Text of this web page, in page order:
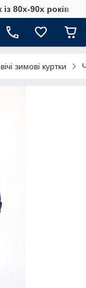
80х-90х років
зимові куртки